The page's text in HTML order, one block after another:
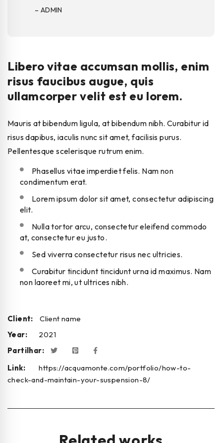
– ADMIN
Libero vitae accumsan mollis, enim
risus faucibus augue, quis
ullamcorper velit est eu lorem.
Mauris at bibendum ligula, at bibendum nibh. Curabitur id
risus dapibus, iaculis nunc sit amet, facilisis purus.
Pellentesque scelerisque rutrum enim.
Phasellus vitae imperdiet felis. Nam non
condimentum erat.
Lorem ipsum dolor sit amet, consectetur adipiscing
elit.
Nulla tortor arcu, consectetur eleifend commodo
at, consectetur eu justo.
Sed viverra consectetur risus nec ultricies.
Curabitur tincidunt tincidunt urna id maximus. Nam
non laoreet mi, ut ultrices nibh.
Client:
Client name
Year:
2021
Partilhar:
Link:
https://acquamonte.com/portfolio/how-to-
check-and-maintain-your-suspension-8/